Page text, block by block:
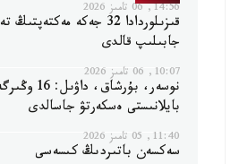
14:56, 06 تامىز 2026
قىزىلوردادا 32 جەكە
جابىلىپ قالدى
10:07, 06 تامىز 2026
نوسەر،
بايلانىستى ەسكەرتۋ جاسالدى
11:40, 05 تامىز 2026
سەكسەن باتىردىڭ كىسەسى